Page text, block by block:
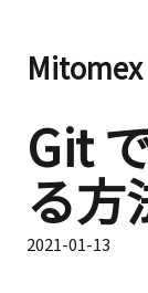
Git
る方
2021-01-13